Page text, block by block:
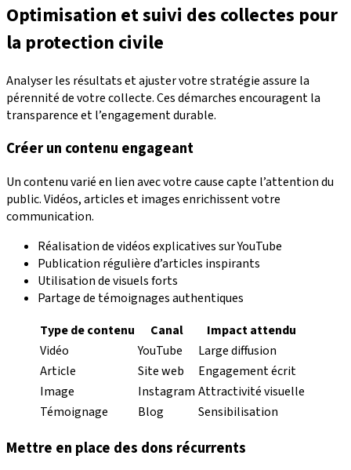
Optimisation et suivi des collectes pour
la protection civile
Analyser les résultats et ajuster votre stratégie assure la
pérennité de votre collecte. Ces démarches encouragent la
transparence et l’engagement durable.
Créer un contenu engageant
Un contenu varié en lien avec votre cause capte l’attention du
public. Vidéos, articles et images enrichissent votre
communication.
Réalisation de vidéos explicatives sur YouTube
Publication régulière d’articles inspirants
Utilisation de visuels forts
Partage de témoignages authentiques
Type de contenu
Canal
Impact attendu
Vidéo
YouTube
Large diffusion
Article
Site web
Engagement écrit
Image
Instagram Attractivité visuelle
Témoignage
Blog Sensibilisation
Mettre en place des dons récurrents